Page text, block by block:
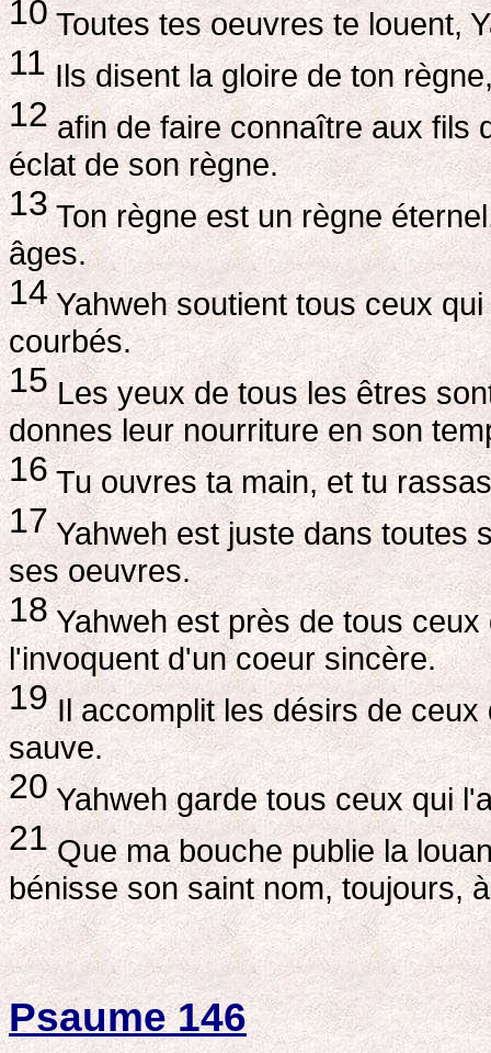
10Toutes tes oeuvres te louent,
11Ils disent la gloire de ton
12afin de faire connaître aux fils
éclat de son règne.
13Ton règne est un règne
âges.
14Yahweh soutient tous ceux
courbés.
15Les yeux de tous les êtres
donnes leur nourriture en son
16Tu ouvres ta main, et tu
17Yahweh est juste dans toutes
ses oeuvres.
18Yahweh est près de tous
l'invoquent d'un coeur sincère.
19Il accomplit les désirs de ceux
sauve.
20Yahweh garde tous ceux qui
21Que ma bouche publie la
bénisse son saint nom, toujours,
Psaume 146